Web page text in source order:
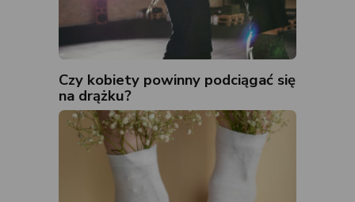
Czy kobiety powinny podciągać się
na drążku?